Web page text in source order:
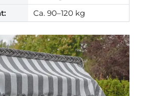
Ca. 90–120 kg